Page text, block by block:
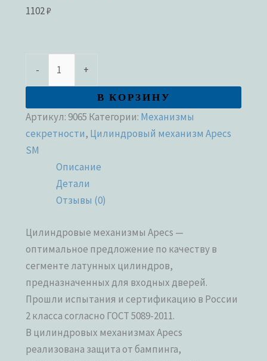
1102₽
- +
В КОРЗИНУ
Артикул:9065 Категории: Механизмы
секретности, Цилиндровый механизм Apecs
SM
Описание
Детали
Отзывы (0)
Цилиндровые механизмы Apecs —
оптимальное предложение по качеству в
сегменте латунных цилиндров,
предназначенных для входных дверей.
Прошли испытания и сертификацию в России
2 класса согласно ГОСТ 5089-2011.
В цилиндровых механизмах Apecs
реализована защита от бампинга,